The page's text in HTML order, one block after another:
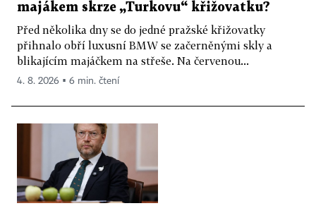
majákem skrze „Turkovu“ křižovatku?
Před několika dny se do jedné pražské křižovatky
přihnalo obří luxusní BMW se začerněnými skly a
blikajícím majáčkem na střeše. Na červenou...
4. 8. 2026 ▪ 6 min. čtení